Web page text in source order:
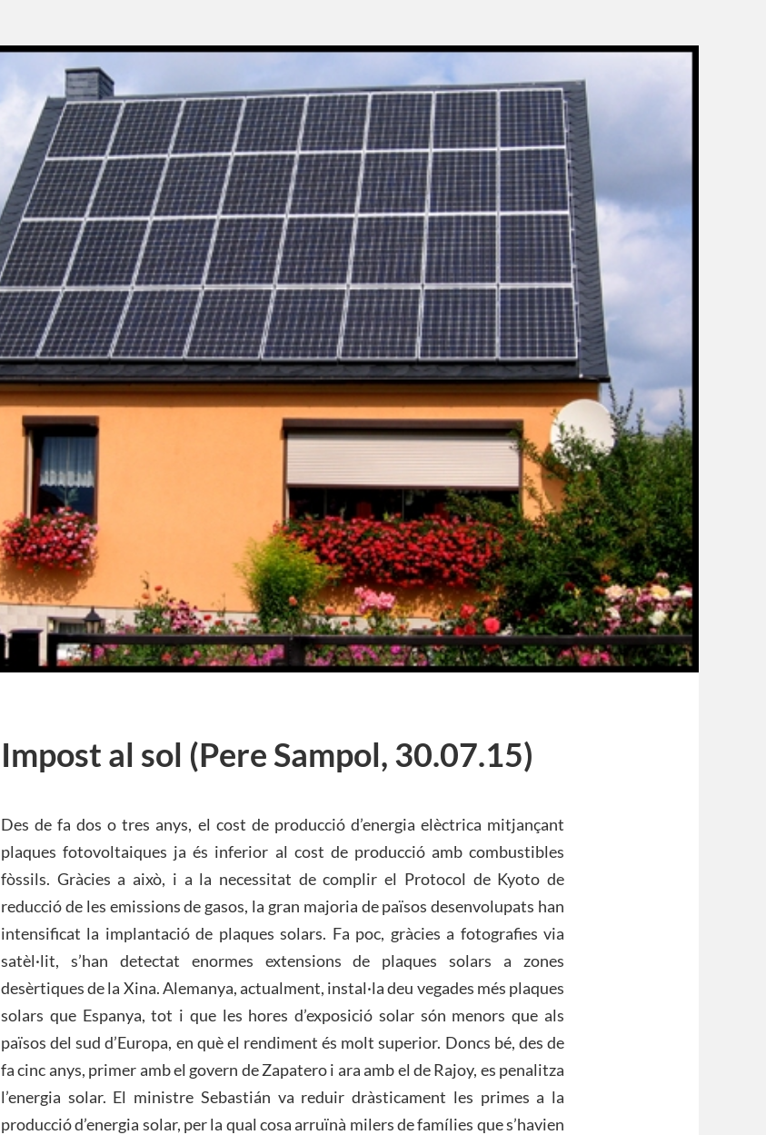
Impost al sol (Pere Sampol, 30.07.15)
Des de fa dos o tres anys, el cost de producció d’energia elèctrica mitjançant
plaques fotovoltaiques ja és inferior al cost de producció amb combustibles
fòssils. Gràcies a això, i a la necessitat de complir el Protocol de Kyoto de
reducció de les emissions de gasos, la gran majoria de països desenvolupats han
intensificat la implantació de plaques solars. Fa poc, gràcies a fotografies via
satèl·lit, s’han detectat enormes extensions de plaques solars a zones
desèrtiques de la Xina. Alemanya, actualment, instal·la deu vegades més plaques
solars que Espanya, tot i que les hores d’exposició solar són menors que als
països del sud d’Europa, en què el rendiment és molt superior. Doncs bé, des de
fa cinc anys, primer amb el govern de Zapatero i ara amb el de Rajoy, es penalitza
l’energia solar. El ministre Sebastián va reduir dràsticament les primes a la
producció d’energia solar, per la qual cosa arruïnà milers de famílies que s’havien